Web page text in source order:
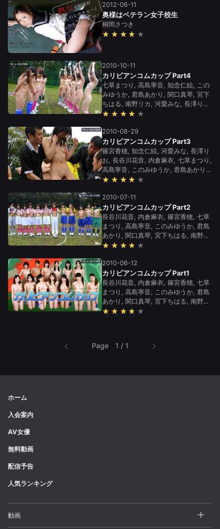
2012-06-11
奥様はベテラン女子校生
桐岡さつき
★★★★
2010-10-11
カリビアンコムカップ Part4
七草まつり, 高島寧音, 知念仁絵, この
みゆうか, 君島あかり, 関口真琴, 宮下
ちはる, 南野リカ, 河愛みな, 長澤りお,
内倉麻衣, 長谷川花音, 篠宮香穂
★★★★
2010-08-29
カリビアンコムカップ Part3
篠宮香穂, 知念仁絵, 河愛みな, 長澤り
お, 長谷川花音, 内倉麻衣, 七草まつり,
高島寧音, このみゆうか, 君島あかり,
関口真琴, 宮下ちはる, 南野リカ
★★★★
2010-07-11
カリビアンコムカップ Part2
長谷川花音, 内倉麻衣, 篠宮香穂, 七草
まつり, 高島寧音, このみゆうか, 君島
あかり, 関口真琴, 宮下ちはる, 南野リ
カ, 長澤りお, 河愛みな, 知念仁絵
★★★★
2010-06-12
カリビアンコムカップ Part1
長谷川花音, 内倉麻衣, 篠宮香穂, 七草
まつり, 高島寧音, このみゆうか, 君島
あかり, 関口真琴, 宮下ちはる, 南野リ
カ, 知念仁絵, 河愛みな, 長澤りお
★★★★
Page 1 / 1
ホーム
入会案内
AV女優
無料動画
配信予告
人気ランキング
動画